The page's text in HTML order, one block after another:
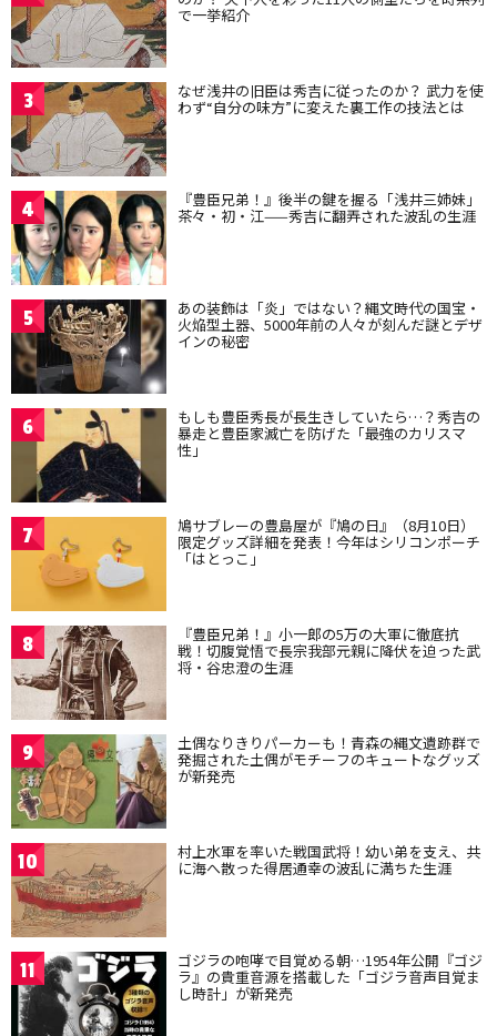
で一挙紹介
3 なぜ浅井の旧臣は秀吉に従ったのか？ 武力を使
わず“自分の味方”に変えた裏工作の技法とは
4 『豊臣兄弟！』後半の鍵を握る「浅井三姉妹」
茶々・初・江——秀吉に翻弄された波乱の生涯
5 あの装飾は「炎」ではない？縄文時代の国宝・
火焔型土器、5000年前の人々が刻んだ謎とデザ
インの秘密
6 もしも豊臣秀長が長生きしていたら…？秀吉の
暴走と豊臣家滅亡を防げた「最強のカリスマ
性」
7 鳩サブレーの豊島屋が『鳩の日』（8月10日）
限定グッズ詳細を発表！今年はシリコンポーチ
「はとっこ」
8 『豊臣兄弟！』小一郎の5万の大軍に徹底抗
戦！切腹覚悟で長宗我部元親に降伏を迫った武
将・谷忠澄の生涯
9 土偶なりきりパーカーも！青森の縄文遺跡群で
発掘された土偶がモチーフのキュートなグッズ
が新発売
10 村上水軍を率いた戦国武将！幼い弟を支え、共
に海へ散った得居通幸の波乱に満ちた生涯
11 ゴジラの咆哮で目覚める朝…1954年公開『ゴジ
ラ』の貴重音源を搭載した「ゴジラ音声目覚ま
し時計」が新発売